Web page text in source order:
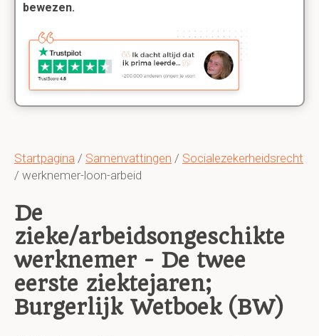
Startpagina / Samenvattingen / Socialezekerheidsrecht
/ werknemer-loon-arbeid
De
zieke/arbeidsongeschikte
werknemer - De twee
eerste ziektejaren;
Burgerlijk Wetboek (BW)
bewezen.